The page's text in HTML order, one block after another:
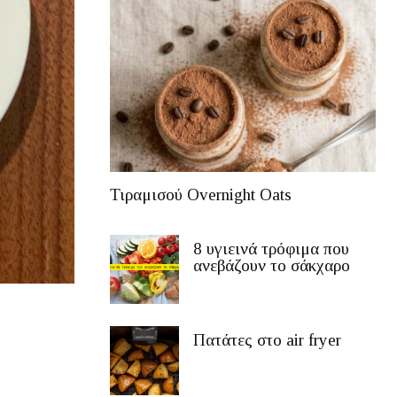
Τιραμισού Overnight Oats
8 υγιεινά τρόφιμα που
ανεβάζουν το σάκχαρο
Πατάτες στο air fryer